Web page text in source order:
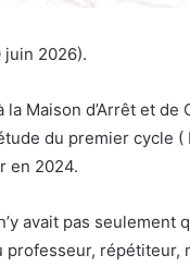
juin 2026).
la Maison d’Arrêt et
du premier cycle
en 2024.
avait pas
répétiteur,